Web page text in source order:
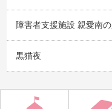
障害者支援施設 親愛南の
黒猫夜